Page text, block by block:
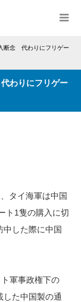
断念 代わりにフリゲー
わりにフリゲー
タイ海軍は中国
ト1隻の購入に切
中した際に中国
軍事政権下の
た中国製の通